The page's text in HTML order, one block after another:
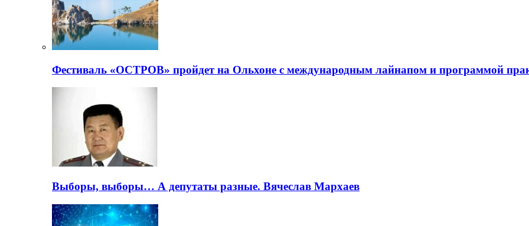
Фестиваль «ОСТРОВ» пройдет на Ольхоне с международным лайнапом и программой
Выборы, выборы… А депутаты разные. Вячеслав Мархаев